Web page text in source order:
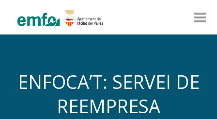
ENFOCA’T: SERVEI DE
REEMPRESA